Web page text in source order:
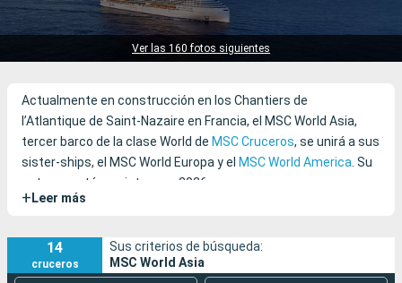
Ver las 160 fotos siguientes
Buscar
Actualmente en construcción en los Chantiers de
l’Atlantique de Saint-Nazaire en Francia, el MSC World Asia,
tercer barco de la clase World de MSC Cruceros, se unirá a sus
sister-ships, el MSC World Europa y el MSC World America. Su
entrega está prevista para 2026.
+ Leer más
14
cruceros
Sus criterios de búsqueda:
MSC World Asia